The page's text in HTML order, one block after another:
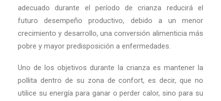
adecuado durante el período de crianza reducirá el
futuro desempeño productivo, debido a un menor
crecimiento y desarrollo, una conversión alimenticia más
pobre y mayor predisposición a enfermedades.
Uno de los objetivos durante la crianza es mantener la
pollita dentro de su zona de confort, es decir, que no
utilice su energía para ganar o perder calor, sino para su